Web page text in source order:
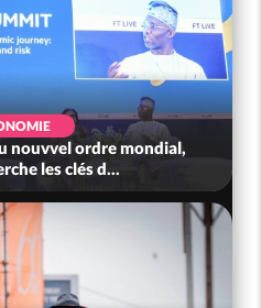
nouvvel ordre mondial,
les clés d...